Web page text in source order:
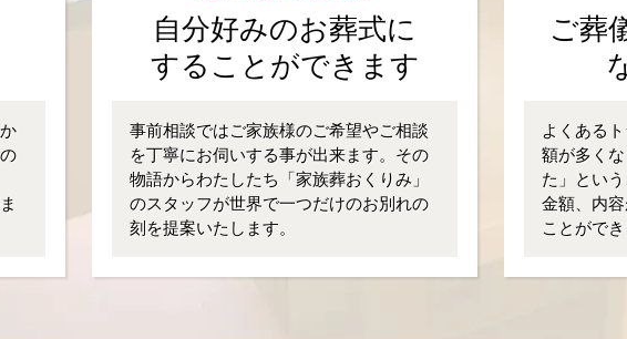
自分好みのお葬式に
することができます
事前相談ではご家族様のご希望やご相談
を丁寧にお伺いする事が出来ます。その
物語からわたしたち「家族葬おくりみ」
のスタッフが世界で一つだけのお別れの
刻を提案いたします。
ご葬
よくある
額が多く
た」とい
金額、内
ことができ